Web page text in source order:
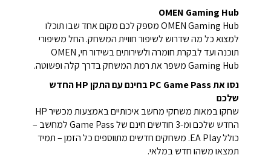
OMEN Gaming Hub
OMEN Gaming Hub מספק לכם מקום אחד שבו תוכלו
למצוא כל מה שדרוש לשיפור חוויית המשחק. החל משיפורי
תוכנה ועד לבקרת חומרה ולשירותים בשידור חי, OMEN
Gaming Hub משפר את רמת המשחק בדרך קלה ופשוטה.
נסו את PC Game Pass בחינם עם התקן HP החדש
שלכם
שחקו במאות משחקי מחשב איכותיים באמצעות מכשיר HP
החדש שלכם ומ-3 חודשים חינם של Game Pass למחשב –
כולל EA Play. משחקים חדשים מתווספים כל הזמן – תמיד
תמצאו משהו חדש במלאי.